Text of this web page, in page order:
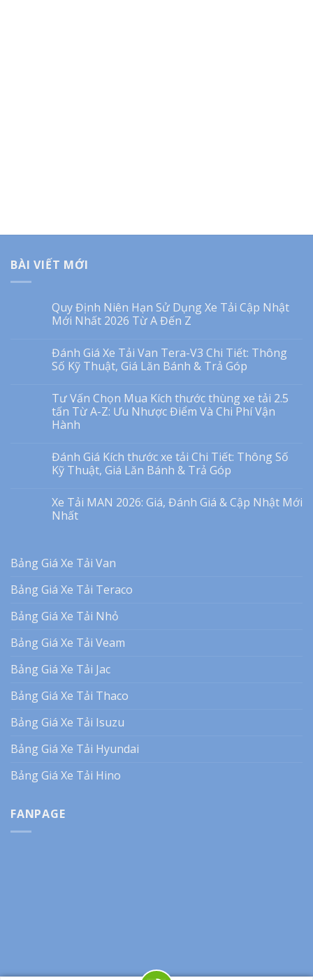
BÀI VIẾT MỚI
Quy Định Niên Hạn Sử Dụng Xe Tải Cập Nhật
Mới Nhất 2026 Từ A Đến Z
Đánh Giá Xe Tải Van Tera-V3 Chi Tiết: Thông
Số Kỹ Thuật, Giá Lăn Bánh & Trả Góp
Tư Vấn Chọn Mua Kích thước thùng xe tải 2.5
tấn Từ A-Z: Ưu Nhược Điểm Và Chi Phí Vận
Hành
Đánh Giá Kích thước xe tải Chi Tiết: Thông Số
Kỹ Thuật, Giá Lăn Bánh & Trả Góp
Xe Tải MAN 2026: Giá, Đánh Giá & Cập Nhật Mới
Nhất
Bảng Giá Xe Tải Van
Bảng Giá Xe Tải Teraco
Bảng Giá Xe Tải Nhỏ
Bảng Giá Xe Tải Veam
Bảng Giá Xe Tải Jac
Bảng Giá Xe Tải Thaco
Bảng Giá Xe Tải Isuzu
Bảng Giá Xe Tải Hyundai
Bảng Giá Xe Tải Hino
FANPAGE